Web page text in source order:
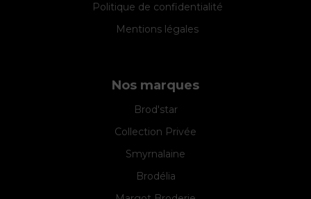
Politique de confidentialité
Mentions légales
Nos marques
Brod'star
Collection Privée
Smyrnalaine
Brodélia